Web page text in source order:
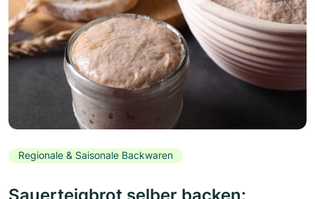
Regionale & Saisonale Backwaren
Sauerteigbrot selber backen: